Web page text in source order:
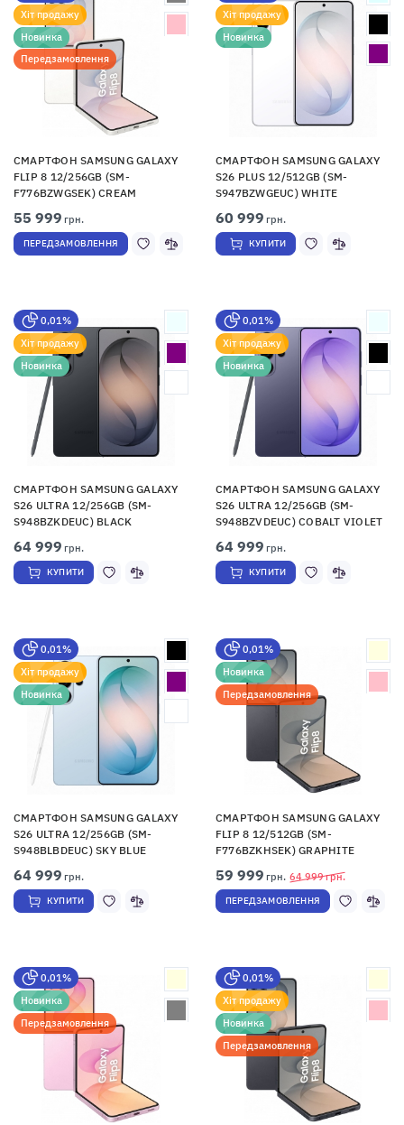
Хіт продажу
Новинка
Передзамовлення
СМАРТФОН SAMSUNG GALAXY
FLIP 8 12/256GB (SM-
F776BZWGSEK) CREAM
55 999 грн.
ПЕРЕДЗАМОВЛЕННЯ
Хіт продажу
Новинка
СМАРТФОН SAMSUNG GALAXY
S26 PLUS 12/512GB (SM-
S947BZWGEUC) WHITE
60 999 грн.
КУПИТИ
0,01%
Хіт продажу
Новинка
СМАРТФОН SAMSUNG GALAXY
S26 ULTRA 12/256GB (SM-
S948BZKDEUC) BLACK
64 999 грн.
КУПИТИ
0,01%
Хіт продажу
Новинка
СМАРТФОН SAMSUNG GALAXY
S26 ULTRA 12/256GB (SM-
S948BZVDEUC) COBALT VIOLET
64 999 грн.
КУПИТИ
0,01%
Хіт продажу
Новинка
СМАРТФОН SAMSUNG GALAXY
S26 ULTRA 12/256GB (SM-
S948BLBDEUC) SKY BLUE
64 999 грн.
КУПИТИ
0,01%
Новинка
Передзамовлення
СМАРТФОН SAMSUNG GALAXY
FLIP 8 12/512GB (SM-
F776BZKHSEK) GRAPHITE
64 999грн.
59 999 грн.
ПЕРЕДЗАМОВЛЕННЯ
0,01%
Новинка
Передзамовлення
0,01%
Хіт продажу
Новинка
Передзамовлення